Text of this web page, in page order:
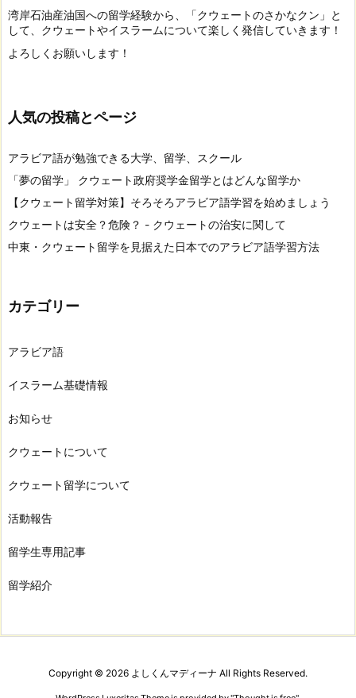
湾岸石油産油国への留学経験から、「クウェートのさかなクン」と
して、クウェートやイスラームについて楽しく発信していきます！
よろしくお願いします！
人気の投稿とページ
アラビア語が勉強できる大学、留学、スクール
「夢の留学」 クウェート政府奨学金留学とはどんな留学か
【クウェート留学対策】そろそろアラビア語学習を始めましょう
クウェートは安全？危険？ - クウェートの治安に関して
中東・クウェート留学を見据えた日本でのアラビア語学習方法
カテゴリー
アラビア語
イスラーム基礎情報
お知らせ
クウェートについて
クウェート留学について
活動報告
留学生専用記事
留学紹介
Copyright © 2026 よしくんマディーナ All Rights Reserved.